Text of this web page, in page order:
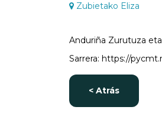
Zubietako Eliza
Anduriña Zurutuza
Sarrera: https://
< Atrás